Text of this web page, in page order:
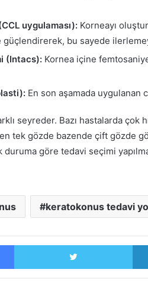
uygulaması):Korneayı
güçlendirerek, bu sayede
(Intacs):Kornea içine
En son aşamada uygulanan
seyreder. Bazı hastalarda çok
tek gözde bazende çift gözde
duruma göre tedavi seçimi
keratokonus tedavi
Facebook Twitter